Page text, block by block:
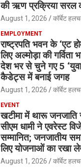
की ऋण प्रक्रिया सरल
August 1, 2026 कॉर्बेट
EMPLOYMENT
राष्ट्रपति भवन के ‘एट
लिए अल्मोड़ा की
देश भर से चुने गए 5
कैडेट्स में बनाई जगह
August 1, 2026 कॉर्बेट
EVENT
खटीमा में थारू जनजाति
सीएम धामी ने एवरेस्ट
सम्मानित; जनजातीय
लिए योजनाओं का रखा
August 1, 2026 कॉर्बेट